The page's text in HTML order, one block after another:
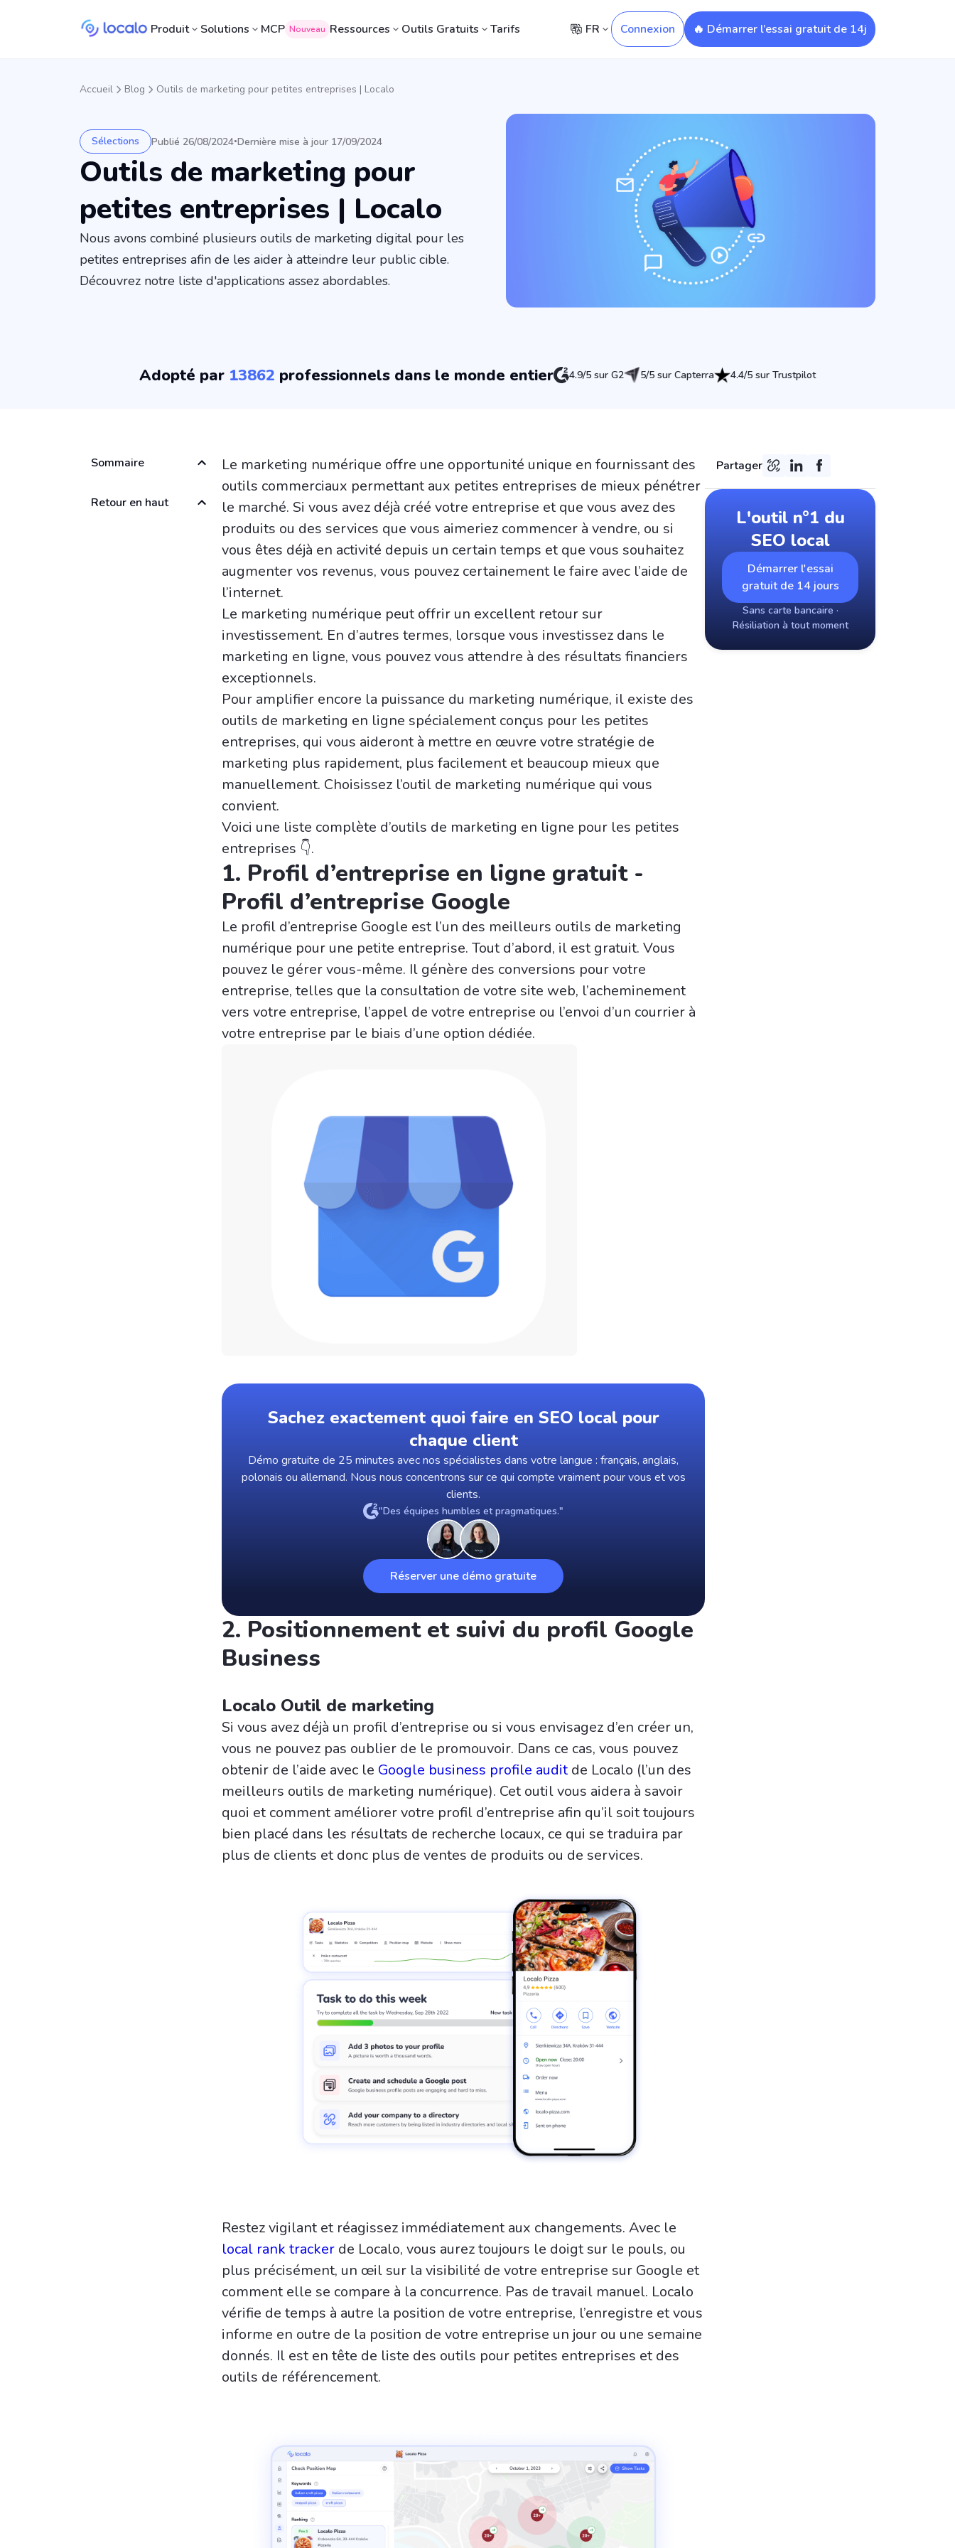
Produit Solutions MCP Nouveau Ressources Outils Gratuits Tarifs FR Connexion 🔥 Démarrer l’essai gratuit de 14j
Accueil Blog Outils de marketing pour petites entreprises | Localo
Sélections Publié 26/08/2024•Dernière mise à jour 17/09/2024
Outils de marketing pour
petites entreprises | Localo
Nous avons combiné plusieurs outils de marketing digital pour les
petites entreprises afin de les aider à atteindre leur public cible.
Découvrez notre liste d'applications assez abordables.
Adopté par 13862 professionnels dans le monde entier 4.9/5 sur G2 5/5 sur Capterra 4.4/5 sur Trustpilot
Sommaire
Retour en haut
Le marketing numérique offre une opportunité unique en fournissant des
outils commerciaux permettant aux petites entreprises de mieux pénétrer
le marché. Si vous avez déjà créé votre entreprise et que vous avez des
produits ou des services que vous aimeriez commencer à vendre, ou si
vous êtes déjà en activité depuis un certain temps et que vous souhaitez
augmenter vos revenus, vous pouvez certainement le faire avec l’aide de
l’internet.
Le marketing numérique peut offrir un excellent retour sur
investissement. En d’autres termes, lorsque vous investissez dans le
marketing en ligne, vous pouvez vous attendre à des résultats financiers
exceptionnels.
Pour amplifier encore la puissance du marketing numérique, il existe des
outils de marketing en ligne spécialement conçus pour les petites
entreprises, qui vous aideront à mettre en œuvre votre stratégie de
marketing plus rapidement, plus facilement et beaucoup mieux que
manuellement. Choisissez l’outil de marketing numérique qui vous
convient.
Voici une liste complète d’outils de marketing en ligne pour les petites
entreprises 👇.
1. Profil d’entreprise en ligne gratuit -
Profil d’entreprise Google
Le profil d’entreprise Google est l’un des meilleurs outils de marketing
numérique pour une petite entreprise. Tout d’abord, il est gratuit. Vous
pouvez le gérer vous-même. Il génère des conversions pour votre
entreprise, telles que la consultation de votre site web, l’acheminement
vers votre entreprise, l’appel de votre entreprise ou l’envoi d’un courrier à
votre entreprise par le biais d’une option dédiée.
Sachez exactement quoi faire en SEO local pour
chaque client
Démo gratuite de 25 minutes avec nos spécialistes dans votre langue : français, anglais,
polonais ou allemand. Nous nous concentrons sur ce qui compte vraiment pour vous et vos
clients.
"Des équipes humbles et pragmatiques."
Réserver une démo gratuite
2. Positionnement et suivi du profil Google
Business
Localo Outil de marketing
Si vous avez déjà un profil d’entreprise ou si vous envisagez d’en créer un,
vous ne pouvez pas oublier de le promouvoir. Dans ce cas, vous pouvez
obtenir de l’aide avec le Google business profile auditde Localo (l’un des
meilleurs outils de marketing numérique). Cet outil vous aidera à savoir
quoi et comment améliorer votre profil d’entreprise afin qu’il soit toujours
bien placé dans les résultats de recherche locaux, ce qui se traduira par
plus de clients et donc plus de ventes de produits ou de services.
Restez vigilant et réagissez immédiatement aux changements. Avec le
local rank tracker de Localo, vous aurez toujours le doigt sur le pouls, ou
plus précisément, un œil sur la visibilité de votre entreprise sur Google et
comment elle se compare à la concurrence. Pas de travail manuel. Localo
vérifie de temps à autre la position de votre entreprise, l’enregistre et vous
informe en outre de la position de votre entreprise un jour ou une semaine
donnés. Il est en tête de liste des outils pour petites entreprises et des
outils de référencement.
Partager
L'outil n°1 du
SEO local
Démarrer l'essai
gratuit de 14 jours
Sans carte bancaire ·
Résiliation à tout moment